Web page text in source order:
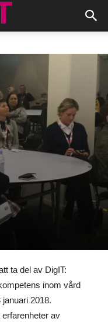
ta del av DigIT:
inom vård
2018.
av